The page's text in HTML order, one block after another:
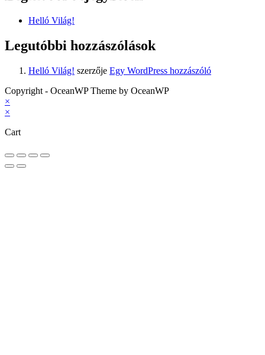
Helló Világ!
Legutóbbi hozzászólások
Helló Világ! szerzője Egy WordPress hozzászóló
Copyright - OceanWP Theme by OceanWP
×
×
Cart